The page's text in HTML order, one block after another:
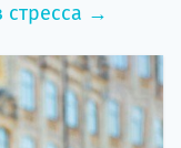
стресса →